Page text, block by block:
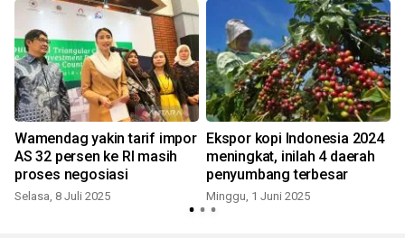
Wamendag yakin tarif impor
AS 32 persen ke RI masih
proses negosiasi
Selasa, 8 Juli 2025
Ekspor kopi Indonesia 2024
meningkat, inilah 4 daerah
penyumbang terbesar
Minggu, 1 Juni 2025